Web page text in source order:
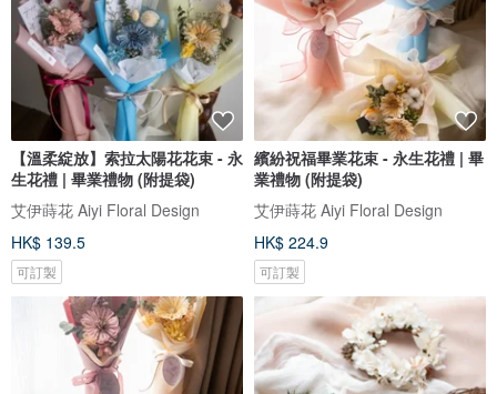
【溫柔綻放】索拉太陽花花束 - 永
生花禮 | 畢業禮物 (附提袋)
艾伊蒔花 Aiyi Floral Design
HK$ 139.5
可訂製
繽紛祝福畢業花束 - 永生花禮 | 畢
業禮物 (附提袋)
艾伊蒔花 Aiyi Floral Design
HK$ 224.9
可訂製